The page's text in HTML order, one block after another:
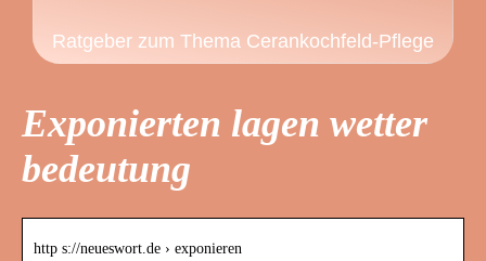
Ratgeber zum Thema Cerankochfeld-Pflege
Exponierten lagen wetter
bedeutung
http s://neueswort.de › exponieren